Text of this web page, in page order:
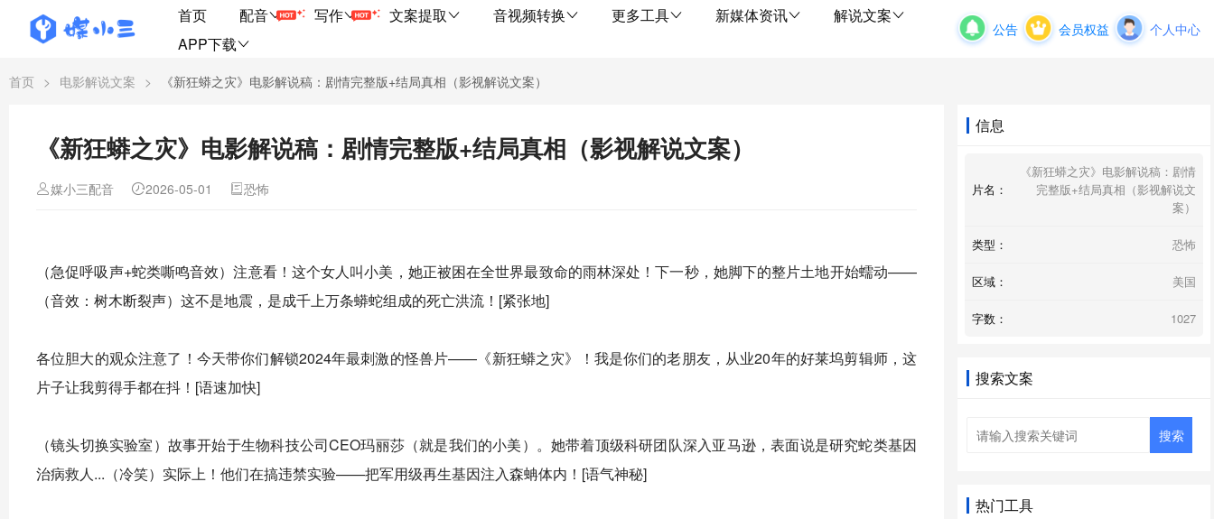
首页 配音 写作 文案提取 音视频转换 更多工具 新媒体资讯
解说文案
APP下载
公告 会员权益 个人中心
首页 > 电影解说文案 > 《新狂蟒之灾》电影解说稿：剧情完整版+结局真相（影视解说文案）
《新狂蟒之灾》电影解说稿：剧情完整版+结局真相（影视解说文案）
媒小三配音 2026-05-01 恐怖
（急促呼吸声+蛇类嘶鸣音效）注意看！这个女人叫小美，她正被困在全世界最致命的雨林深处！下一秒，她脚下的整片土地开始蠕动——
（音效：树木断裂声）这不是地震，是成千上万条蟒蛇组成的死亡洪流！[紧张地]
各位胆大的观众注意了！今天带你们解锁2024年最刺激的怪兽片——《新狂蟒之灾》！我是你们的老朋友，从业20年的好莱坞剪辑师，这
片子让我剪得手都在抖！[语速加快]
（镜头切换实验室）故事开始于生物科技公司CEO玛丽莎（就是我们的小美）。她带着顶级科研团队深入亚马逊，表面说是研究蛇类基因
治病救人...（冷笑）实际上！他们在搞违禁实验——把军用级再生基因注入森蚺体内！[语气神秘]
信息
片名：
《新狂蟒之灾》电影解说稿：剧情
完整版+结局真相（影视解说文
案）
类型： 恐怖
区域： 美国
字数： 1027
搜索文案
搜索
热门工具